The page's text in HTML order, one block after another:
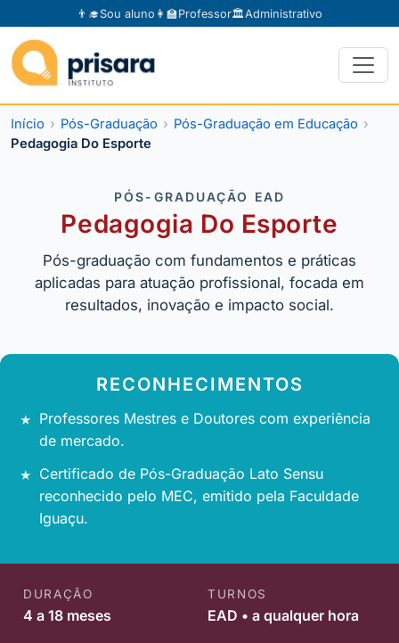
👨‍🎓Sou aluno 👩‍🏫Professor🏛️Administrativo
Início Pós-Graduação
Pós-Graduação em Educação
Pedagogia Do Esporte
PÓS-GRADUAÇÃO EAD
Pedagogia Do Esporte
Pós-graduação com fundamentos e práticas
aplicadas para atuação profissional, focada em
resultados, inovação e impacto social.
RECONHECIMENTOS
Professores Mestres e Doutores com experiência
de mercado.
Certificado de Pós-Graduação Lato Sensu
reconhecido pelo MEC, emitido pela Faculdade
Iguaçu.
DURAÇÃO
4 a 18 meses
TURNOS
EAD • a qualquer hora